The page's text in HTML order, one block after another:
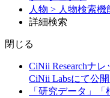
人物 > 人物検索機
詳細検索
閉じる
CiNii Researchナ
CiNii Labsにて公
「研究データ」